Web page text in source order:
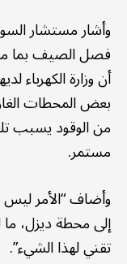
وأشار مستشار
أن وزارة الكهرباء
بعض المحطات
من الوقود يسبب
مستمر.
وأضاف “الأمر ليس
إلى محطة ديزل،
تقني لهذا الشيء”.